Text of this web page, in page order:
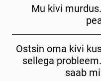
Mu kivi
Ostsin oma kivi
sellega
saab